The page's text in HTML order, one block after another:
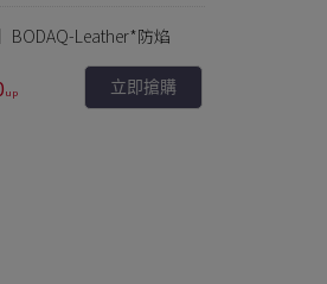
BODAQ-Leather*防焰
立即搶購